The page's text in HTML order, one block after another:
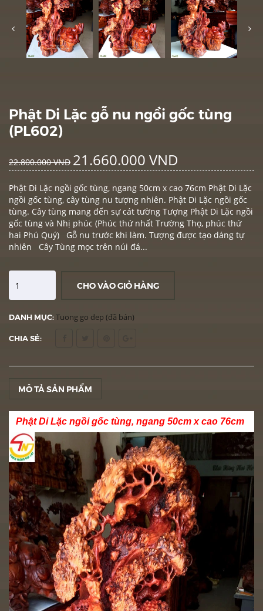
Phật Di Lặc gỗ nu ngồi gốc tùng
(PL602)
22.800.000 VND 21.660.000 VND
Phật Di Lặc ngồi gốc tùng, ngang 50cm x cao 76cm Phật Di Lặc
ngồi gốc tùng, cây tùng nu tượng nhiên. Phật Di Lặc ngồi gốc
tùng. Cây tùng mang đến sự cát tường Tượng Phật Di Lặc ngồi
gốc tùng và Nhị phúc (Phúc thứ nhất Trường Thọ, phúc thứ
hai Phú Quý) Gỗ nu trước khi làm. Tượng được tạo dáng tự
nhiên Cây Tùng mọc trên núi đá...
CHO VÀO GIỎ HÀNG
DANH MỤC:Tuong go dep (đã bán)
CHIA SẺ:
MÔ TẢ SẢN PHẨM
Phật Di Lặc ngồi gốc tùng, ngang 50cm x cao 76cm